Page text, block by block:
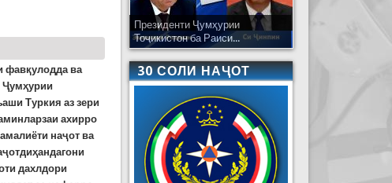
фавқулодда ва
Ҷумҳурии
Туркия аз зери
ахирро
наҷот ва
дахлдори
Президенти Ҷумҳурии
Тоҷикистон ба Раиси...
30 СОЛИ НАҶОТ